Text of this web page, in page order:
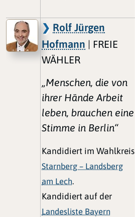
Rolf Jürgen
Hofmann | FREIE
WÄHLER
„Menschen, die von
ihrer Hände Arbeit
leben, brauchen eine
Stimme in Berlin“
Kandidiert im Wahlkreis
Starnberg – Landsberg
am Lech.
Kandidiert auf der
Landesliste Bayern